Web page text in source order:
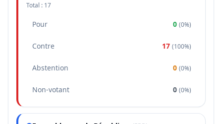
Total : 17
Pour 0 (0%)
Contre 17 (100%)
Abstention 0 (0%)
Non-votant 0 (0%)